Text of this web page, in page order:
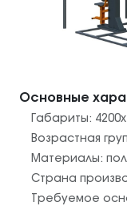
Основные
Габариты:
Возрастная
Материалы:
Страна
Требуемое